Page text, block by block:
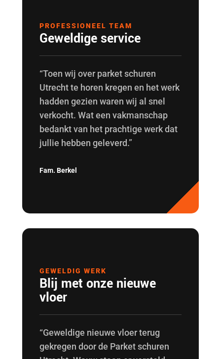
PROFESSIONEEL TEAM
Geweldige service
“Toen wij over parket schuren
Utrecht te horen kregen en het werk
hadden gezien waren wij al snel
verkocht. Wat een vakmanschap
bedankt van het prachtige werk dat
jullie hebben geleverd.”
Fam. Berkel
GEWELDIG WERK
Blij met onze nieuwe
vloer
“Geweldige nieuwe vloer terug
gekregen door de Parket schuren